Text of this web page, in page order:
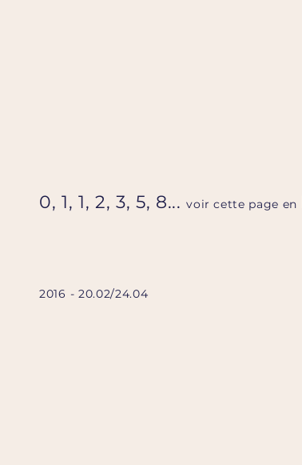
0, 1, 1, 2, 3, 5, 8...voir cette page en
2016 - 20.02/24.04